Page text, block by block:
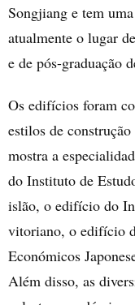
Songjiang e tem
atualmente o lugar
e de pós-graduação
Os edifícios foram
estilos de
mostra a
do Instituto de
islão, o edifício do
vitoriano, o edifício
Económicos
Além disso, as